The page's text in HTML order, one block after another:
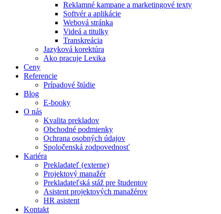
Reklamné kampane a marketingové texty
Softvér a aplikácie
Webová stránka
Videá a titulky
Transkreácia
Jazyková korektúra
Ako pracuje Lexika
Ceny
Referencie
Prípadové štúdie
Blog
E-booky
O nás
Kvalita prekladov
Obchodné podmienky
Ochrana osobných údajov
Spoločenská zodpovednosť
Kariéra
Prekladateľ (externe)
Projektový manažér
Prekladateľská stáž pre študentov
Asistent projektových manažérov
HR asistent
Kontakt